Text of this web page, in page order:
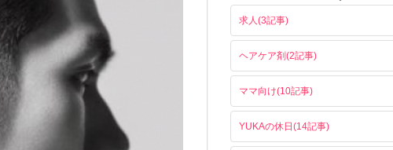
求人(3記事)
ヘアケア剤(2記事)
ママ向け(10記事)
YUKAの休日(14記事)